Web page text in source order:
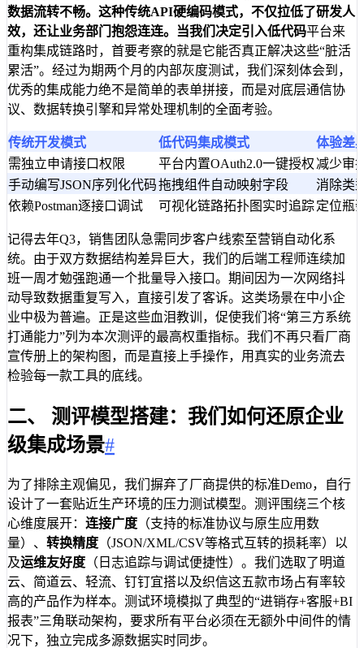
数据流转不畅。这种传统API硬编码模式，不仅拉低了研发人
效，还让业务部门抱怨连连。当我们决定引入低代码平台来
重构集成链路时，首要考察的就是它能否真正解决这些“脏活
累活”。经过为期两个月的内部灰度测试，我们深刻体会到，
优秀的集成能力绝不是简单的表单拼接，而是对底层通信协
议、数据转换引擎和异常处理机制的全面考验。
传统开发模式 低代码集成模式
体验差
需独立申请接口权限
平台内置OAuth2.0一键授权 减少审
手动编写JSON序列化代码拖拽组件自动映射字段
消除类
依赖Postman逐接口调试
可视化链路拓扑图实时追踪定位瓶
记得去年Q3，销售团队急需同步客户线索至营销自动化系
统。由于双方数据结构差异巨大，我们的后端工程师连续加
班一周才勉强跑通一个批量导入接口。期间因为一次网络抖
动导致数据重复写入，直接引发了客诉。这类场景在中小企
业中极为普遍。正是这些血泪教训，促使我们将“第三方系统
打通能力”列为本次测评的最高权重指标。我们不再只看厂商
宣传册上的架构图，而是直接上手操作，用真实的业务流去
检验每一款工具的底线。
二、 测评模型搭建：我们如何还原企业
级集成场景#
为了排除主观偏见，我们摒弃了厂商提供的标准Demo，自行
设计了一套贴近生产环境的压力测试模型。测评围绕三个核
心维度展开： 连接广度 （支持的标准协议与原生应用数
量）、 转换精度 （JSON/XML/CSV等格式互转的损耗率）以
及运维友好度 （日志追踪与调试便捷性）。我们选取了明道
云、简道云、轻流、钉钉宜搭以及织信这五款市场占有率较
高的产品作为样本。测试环境模拟了典型的“进销存+客服+BI
报表”三角联动架构，要求所有平台必须在无额外中间件的情
况下，独立完成多源数据实时同步。